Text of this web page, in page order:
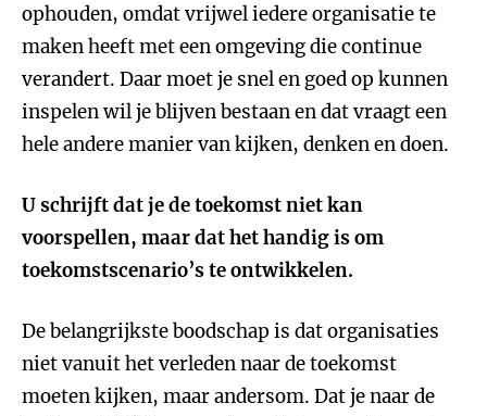
ophouden, omdat vrijwel iedere organisatie te
maken heeft met een omgeving die continue
verandert. Daar moet je snel en goed op kunnen
inspelen wil je blijven bestaan en dat vraagt een
hele andere manier van kijken, denken en doen.
U schrijft dat je de toekomst niet kan
voorspellen, maar dat het handig is om
toekomstscenario’s te ontwikkelen.
De belangrijkste boodschap is dat organisaties
niet vanuit het verleden naar de toekomst
moeten kijken, maar andersom. Dat je naar de